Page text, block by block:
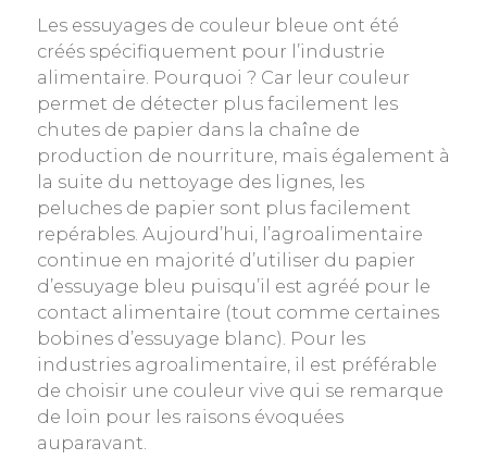
Les essuyages de couleur bleue ont été
créés spécifiquement pour l’industrie
alimentaire. Pourquoi ? Car leur couleur
permet de détecter plus facilement les
chutes de papier dans la chaîne de
production de nourriture, mais également à
la suite du nettoyage des lignes, les
peluches de papier sont plus facilement
repérables. Aujourd’hui, l’agroalimentaire
continue en majorité d’utiliser du papier
d’essuyage bleu puisqu’il est agréé pour le
contact alimentaire (tout comme certaines
bobines d’essuyage blanc). Pour les
industries agroalimentaire, il est préférable
de choisir une couleur vive qui se remarque
de loin pour les raisons évoquées
auparavant.